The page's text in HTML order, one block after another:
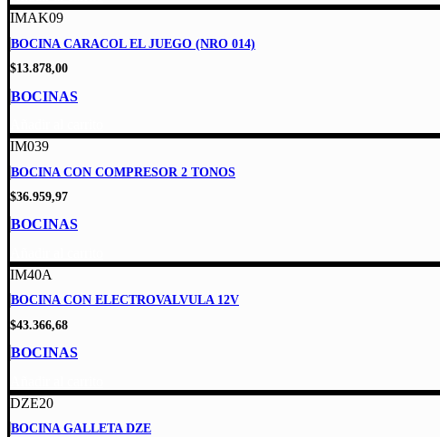
IMAK09
BOCINA CARACOL EL JUEGO (NRO 014)
$13.878,00
BOCINAS
IM039
BOCINA CON COMPRESOR 2 TONOS
$36.959,97
BOCINAS
IM40A
BOCINA CON ELECTROVALVULA 12V
$43.366,68
BOCINAS
DZE20
BOCINA GALLETA DZE